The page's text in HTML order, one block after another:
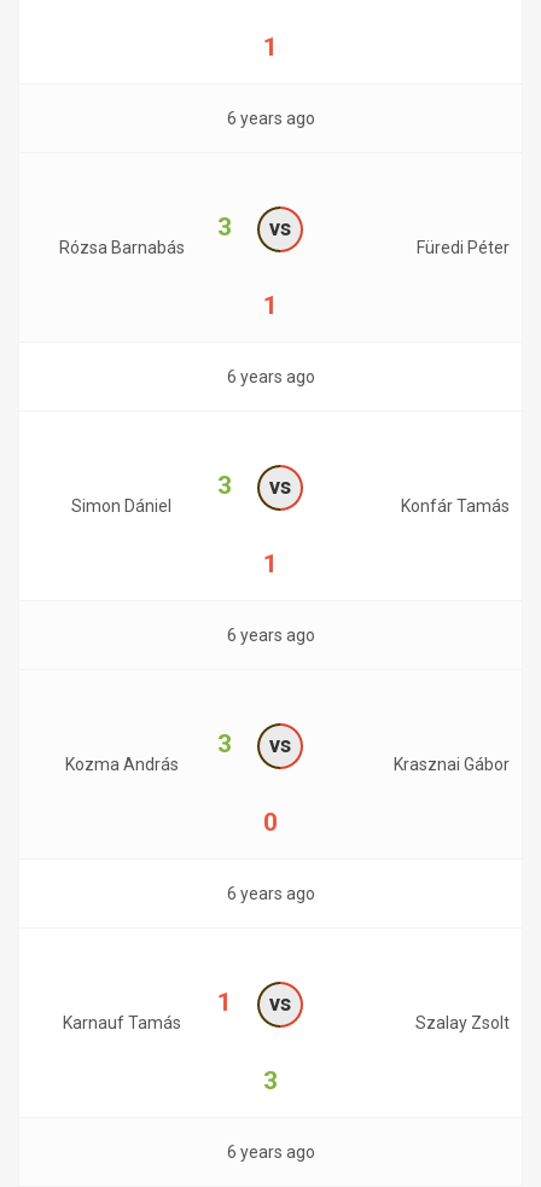
1
6 years ago
Rózsa Barnabás
3 vs
1
Füredi Péter
6 years ago
Simon Dániel
3 vs
1
Konfár Tamás
6 years ago
Kozma András
3 vs
0
Krasznai Gábor
6 years ago
Karnauf Tamás
1 vs
3
Szalay Zsolt
6 years ago